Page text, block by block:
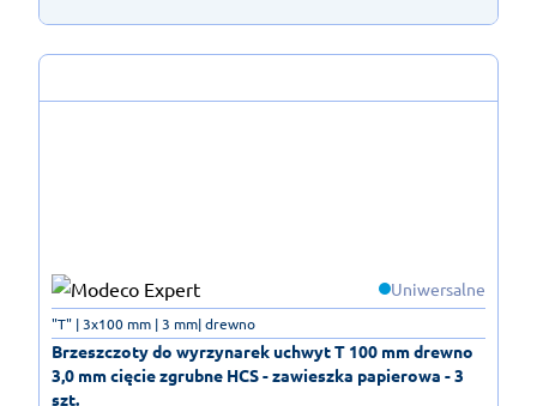
Uniwersalne
Brzeszczoty do wyrzynarek uchwyt T 100 mm drewno
3,0 mm cięcie zgrubne HCS - zawieszka papierowa - 3
szt.
"T" | 3x100 mm | 3 mm| drewno